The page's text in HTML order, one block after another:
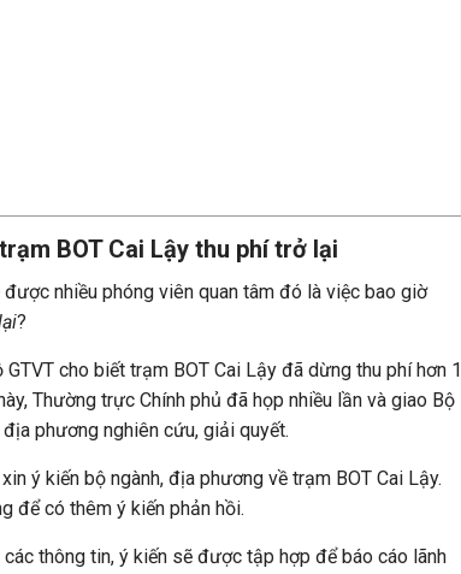
BOT Cai Lậy thu phí trở lại
nhiều phóng viên quan tâm đó là việc bao giờ
?
cho biết trạm BOT Cai Lậy đã dừng thu phí hơn 1
Thường trực Chính phủ đã họp nhiều lần và giao Bộ
phương nghiên cứu, giải quyết.
ý kiến bộ ngành, địa phương về trạm BOT Cai Lậy.
để có thêm ý kiến phản hồi.
thông tin, ý kiến sẽ được tập hợp để báo cáo lãnh